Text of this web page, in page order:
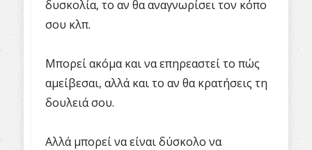
δυσκολία, το αν θα αναγνωρίσει τον κόπο
σου κλπ.
Μπορεί ακόμα και να επηρεαστεί το πώς
αμείβεσαι, αλλά και το αν θα κρατήσεις τη
δουλειά σου.
Αλλά μπορεί να είναι δύσκολο να